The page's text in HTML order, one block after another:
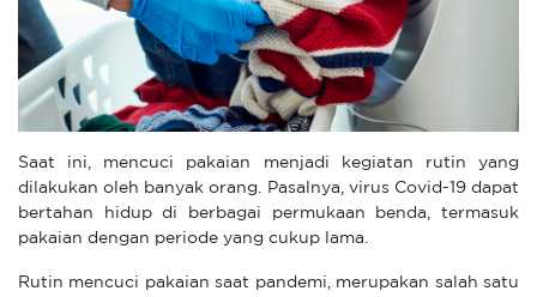
Saat ini, mencuci pakaian menjadi kegiatan rutin yang
dilakukan oleh banyak orang. Pasalnya, virus Covid-19 dapat
bertahan hidup di berbagai permukaan benda, termasuk
pakaian dengan periode yang cukup lama.
Rutin mencuci pakaian saat pandemi, merupakan salah satu